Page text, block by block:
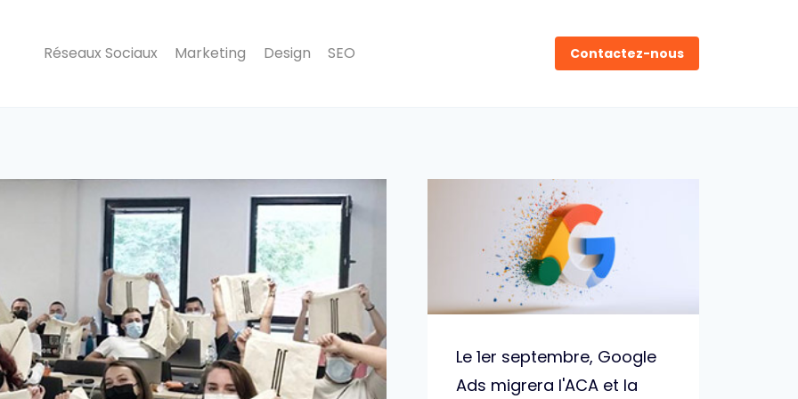
Réseaux Sociaux Marketing Design SEO Contactez-nous
Le 1er septembre, Google
Ads migrera l'ACA et la